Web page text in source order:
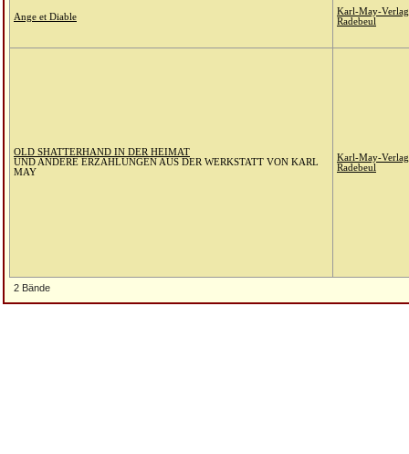
Ange et Diable
Karl-May-Verlag
Radebeul
OLD SHATTERHAND IN DER HEIMAT
UND ANDERE ERZÄHLUNGEN AUS DER WERKSTATT VON KARL
MAY
Karl-May-Verlag
Radebeul
2 Bände